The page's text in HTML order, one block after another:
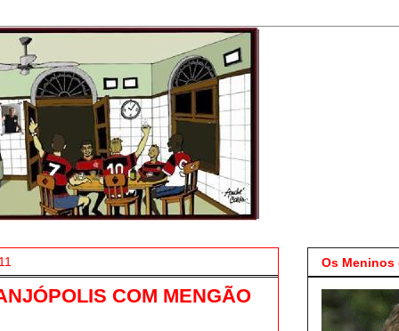
COM MENGÃO
Os